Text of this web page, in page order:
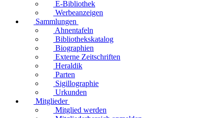
E-Bibliothek
Werbeanzeigen
Sammlungen
Ahnentafeln
Bibliothekskatalog
Biographien
Externe Zeitschriften
Heraldik
Parten
Sigillographie
Urkunden
Mitglieder
Mitglied werden